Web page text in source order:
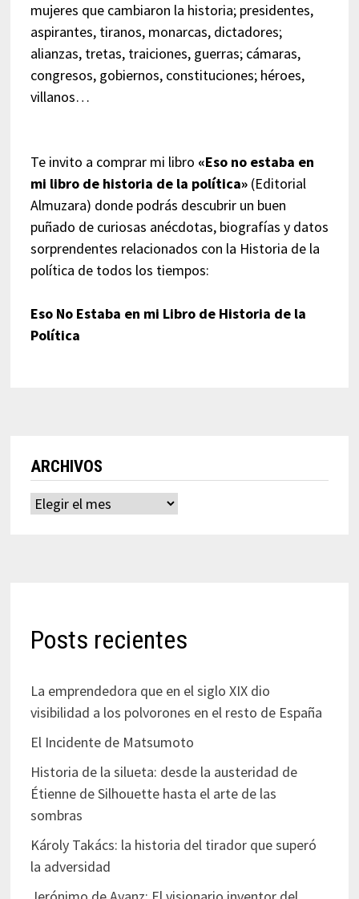
mujeres que cambiaron la historia; presidentes,
aspirantes, tiranos, monarcas, dictadores;
alianzas, tretas, traiciones, guerras; cámaras,
congresos, gobiernos, constituciones; héroes,
villanos…
Te invito a comprar mi libro «Eso no estaba en
mi libro de historia de la política»(Editorial
Almuzara) donde podrás descubrir un buen
puñado de curiosas anécdotas, biografías y datos
sorprendentes relacionados con la Historia de la
política de todos los tiempos:
Eso No Estaba en mi Libro de Historia de la
Política
ARCHIVOS
Archivos
Posts recientes
La emprendedora que en el siglo XIX dio
visibilidad a los polvorones en el resto de España
El Incidente de Matsumoto
Historia de la silueta: desde la austeridad de
Étienne de Silhouette hasta el arte de las
sombras
Károly Takács: la historia del tirador que superó
la adversidad